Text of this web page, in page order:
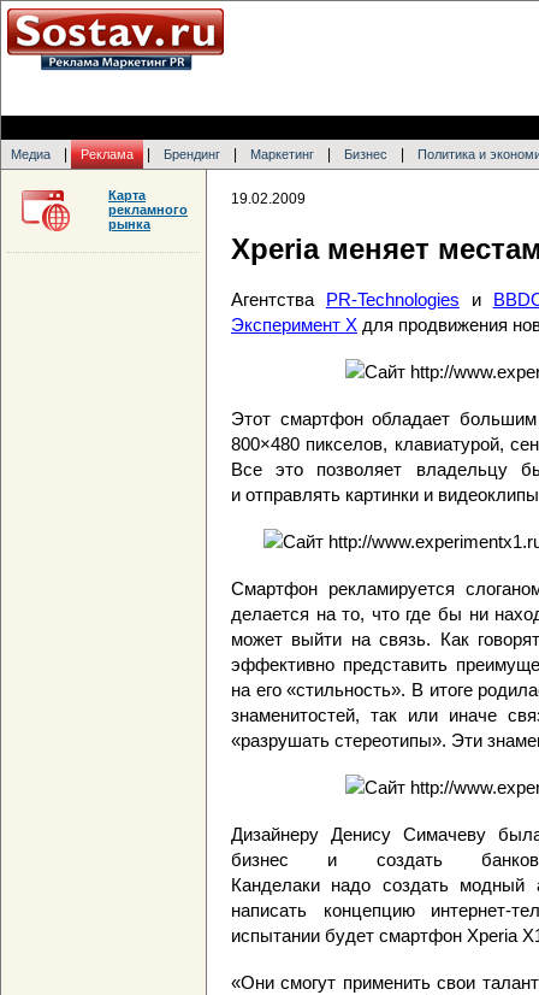
Медиа Реклама Брендинг Маркетинг Бизнес Политика и
19.02.2009
Xperia меняет
Агентства PR-Technologies и
Эксперимент X для продвижения
Этот смартфон обладает
800×480 пикселов, клавиатурой,
Все это позволяет владельцу
и отправлять картинки и
Смартфон рекламируется
делается на то, что где бы ни
может выйти на связь. Как
эффективно представить
на его «стильность». В итоге
знаменитостей, так или иначе
«разрушать стереотипы». Эти
Дизайнеру Денису Симачеву
бизнес и создать
Канделаки надо создать
написать концепцию
испытании будет смартфон Xperia
«Они смогут применить свои
Карта
рекламного
рынка